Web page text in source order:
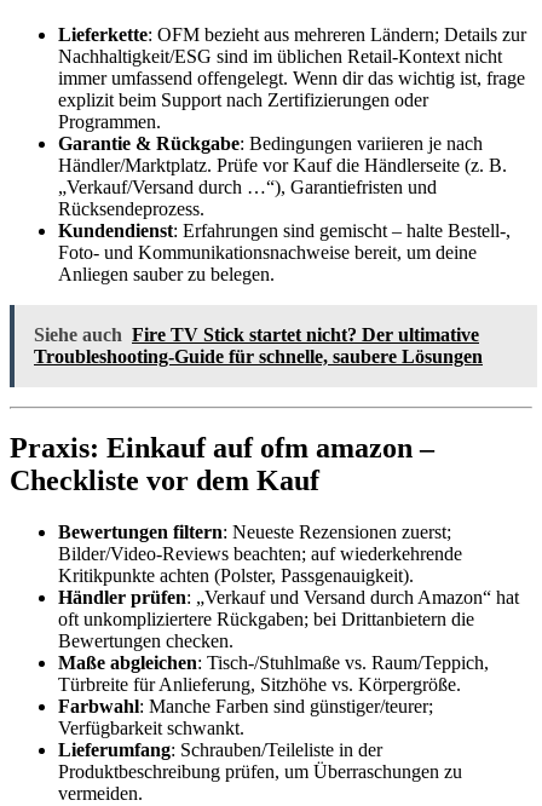
Lieferkette: OFM bezieht aus mehreren Ländern; Details zur
Nachhaltigkeit/ESG sind im üblichen Retail-Kontext nicht
immer umfassend offengelegt. Wenn dir das wichtig ist, frage
explizit beim Support nach Zertifizierungen oder
Programmen.
Garantie & Rückgabe: Bedingungen variieren je nach
Händler/Marktplatz. Prüfe vor Kauf die Händlerseite (z. B.
„Verkauf/Versand durch …“), Garantiefristen und
Rücksendeprozess.
Kundendienst: Erfahrungen sind gemischt – halte Bestell-,
Foto- und Kommunikationsnachweise bereit, um deine
Anliegen sauber zu belegen.
Siehe auch Fire TV Stick startet nicht? Der ultimative
Troubleshooting‑Guide für schnelle, saubere Lösungen
Praxis: Einkauf auf ofm amazon –
Checkliste vor dem Kauf
Bewertungen filtern: Neueste Rezensionen zuerst;
Bilder/Video-Reviews beachten; auf wiederkehrende
Kritikpunkte achten (Polster, Passgenauigkeit).
Händler prüfen: „Verkauf und Versand durch Amazon“ hat
oft unkompliziertere Rückgaben; bei Drittanbietern die
Bewertungen checken.
Maße abgleichen: Tisch-/Stuhlmaße vs. Raum/Teppich,
Türbreite für Anlieferung, Sitzhöhe vs. Körpergröße.
Farbwahl: Manche Farben sind günstiger/teurer;
Verfügbarkeit schwankt.
Lieferumfang: Schrauben/Teileliste in der
Produktbeschreibung prüfen, um Überraschungen zu
vermeiden.